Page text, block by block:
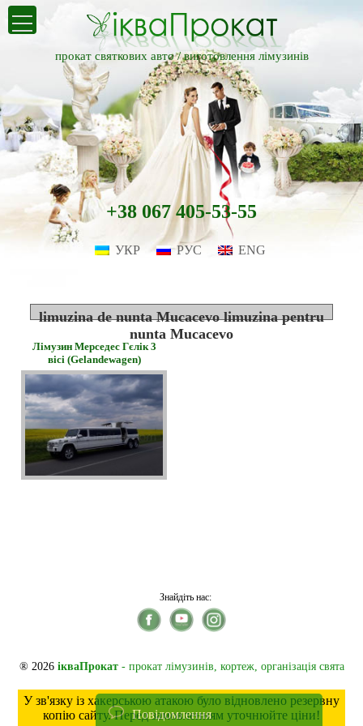
прокат святкових авто /виготовлення лімузинів
+38 067 405-53-55
УКР РУС ENG
limuzina de nunta Mucacevo limuzina pentru
nunta Mucacevo
Лімузин Мерседес Гєлік 3
вісі (Gelandewagen)
Знайдіть нас:
® 2026 ікваПрокат- прокат лімузинів, кортеж, організація свята
У зв'язку із хакерською атакою було відновлено резервну
копію сайту. Перед замовленням уточнюйте ціни!
Повідомлення